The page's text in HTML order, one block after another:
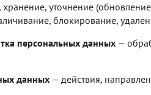
уточнение
блокирование,
персональных данных —
данных — действия,